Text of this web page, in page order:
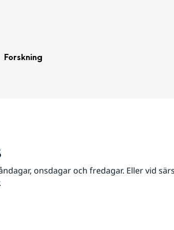
Forskning
onsdagar och fredagar. Eller vid